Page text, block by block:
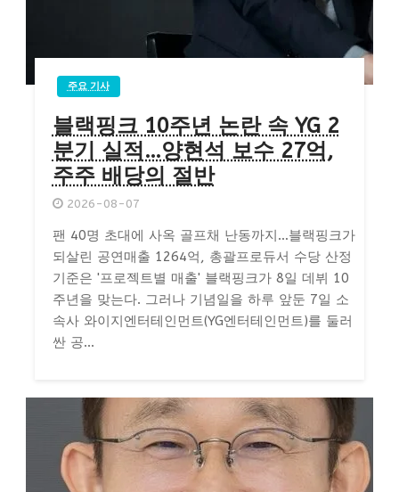
주요 기사
블랙핑크 10주년 논란 속 YG 2
분기 실적…양현석 보수 27억,
주주 배당의 절반
2026-08-07
팬 40명 초대에 사옥 골프채 난동까지…블랙핑크가
되살린 공연매출 1264억, 총괄프로듀서 수당 산정
기준은 '프로젝트별 매출' 블랙핑크가 8일 데뷔 10
주년을 맞는다. 그러나 기념일을 하루 앞둔 7일 소
속사 와이지엔터테인먼트(YG엔터테인먼트)를 둘러
싼 공...